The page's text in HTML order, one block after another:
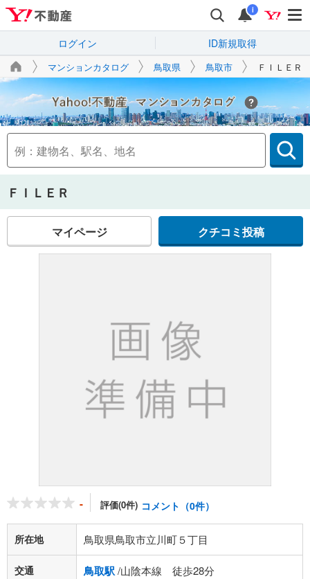
i
ログイン ID新規取得
マンションカタログ 鳥取県 鳥取市 ＦＩＬＥＲ
Yahoo!不動産
ＦＩＬＥＲ
マイページ クチコミ投稿
- 評価(0件) コメント（0件）
所在地 鳥取県鳥取市立川町５丁目
交通 鳥取駅/山陰本線 徒歩28分